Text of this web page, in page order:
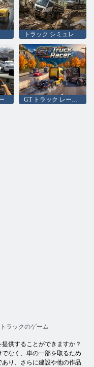
トラック シミュレータ オフロード 4
GT トラック レーサー
ラックのゲーム
供することができますか？
なく、車の一部を取るため
り、さらに建設や他の作品